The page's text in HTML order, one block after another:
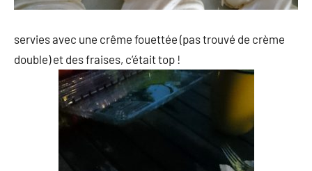
servies avec une crême fouettée (pas trouvé de crème
double) et des fraises, c’était top !